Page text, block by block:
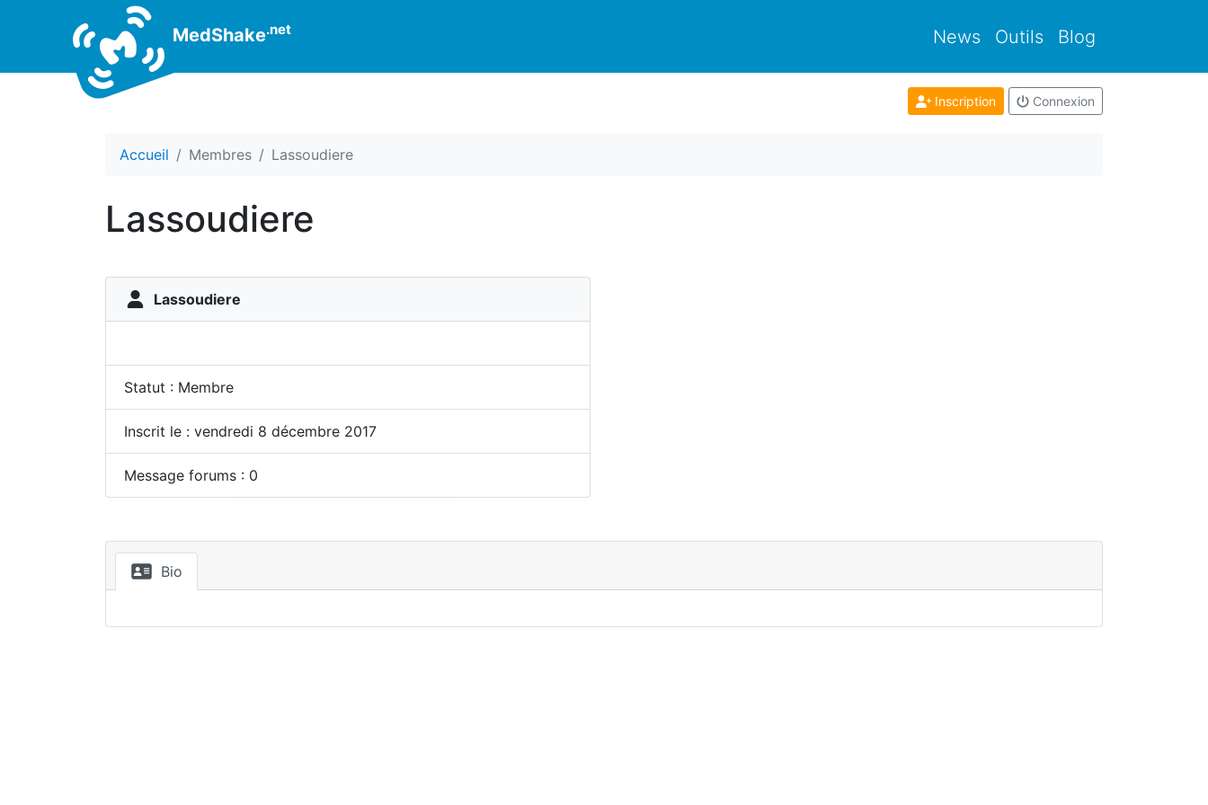
MedShake.net News Outils Blog
Inscription Connexion
Accueil Membres Lassoudiere
Lassoudiere
Lassoudiere
Statut : Membre
Inscrit le : vendredi 8 décembre 2017
Message forums : 0
Bio